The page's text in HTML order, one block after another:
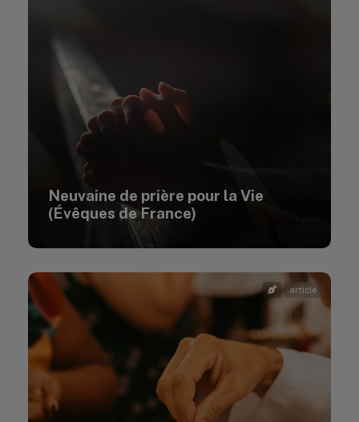
Neuvaine de prière pour la Vie
(Évêques de France)
article